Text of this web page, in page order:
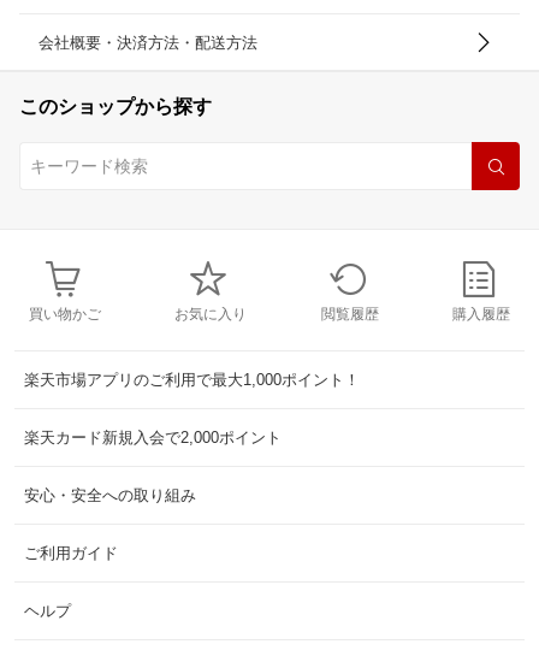
会社概要・決済方法・配送方法
このショップから探す
買い物かご お気に入り 閲覧履歴 購入履歴
楽天市場アプリのご利用で最大1,000ポイント！
楽天カード新規入会で2,000ポイント
安心・安全への取り組み
ご利用ガイド
ヘルプ